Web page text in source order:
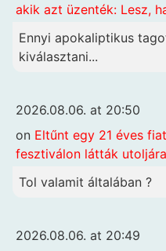
akik azt üzenték: Lesz,
Ennyi apokaliptikus
kiválasztani...
2026.08.06. at 20:50
on Eltűnt egy 21 éves
fesztiválon látták utoljára
Tol valamit általában ?
2026.08.06. at 20:49